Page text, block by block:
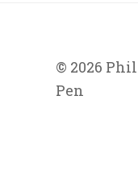
© 2026
Pen